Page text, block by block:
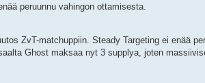
peruunnu vahingon ottamisesta.
ZvT-matchuppiin. Steady Targeting ei enää
Ghost maksaa nyt 3 supplya, joten